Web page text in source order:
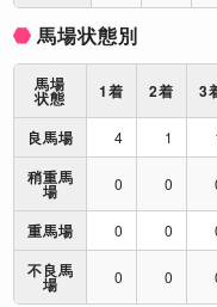
馬場状態別
馬場
状態 1着 2着 3
良馬場
4 1
稍重馬
場 0 0
重馬場 0 0
不良馬
場 0 0